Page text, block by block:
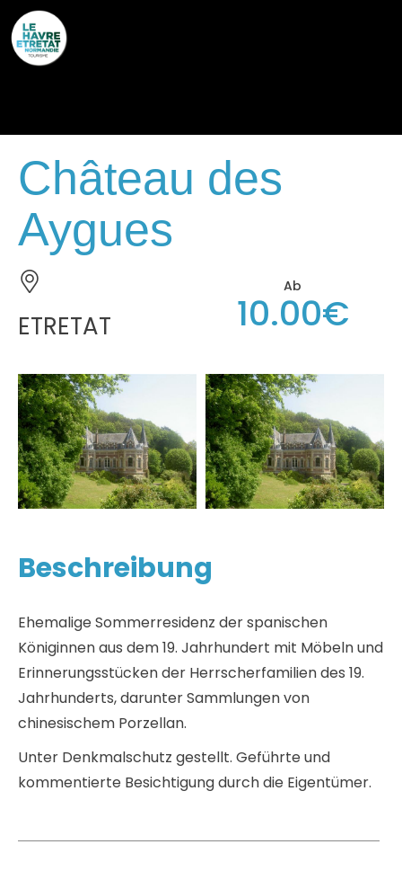
Château des
Aygues
ETRETAT
Ab
10.00€
Beschreibung
Ehemalige Sommerresidenz der spanischen
Königinnen aus dem 19. Jahrhundert mit Möbeln und
Erinnerungsstücken der Herrscherfamilien des 19.
Jahrhunderts, darunter Sammlungen von
chinesischem Porzellan.
Unter Denkmalschutz gestellt. Geführte und
kommentierte Besichtigung durch die Eigentümer.
Cookies management panel